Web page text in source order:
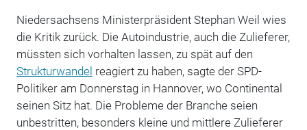
Niedersachsens Ministerpräsident Stephan Weil wies
die Kritik zurück. Die Autoindustrie, auch die Zulieferer,
müssten sich vorhalten lassen, zu spät auf den
Strukturwandel reagiert zu haben, sagte der SPD-
Politiker am Donnerstag in Hannover, wo Continental
seinen Sitz hat. Die Probleme der Branche seien
unbestritten, besonders kleine und mittlere Zulieferer